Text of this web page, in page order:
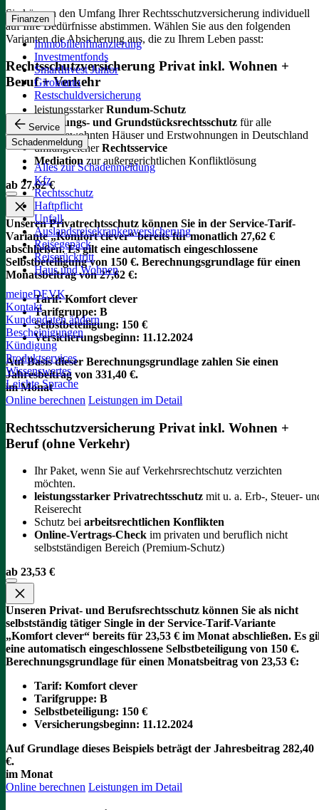
Finanzen
Immobilienfinanzierung
Investmentfonds
SmartInvest Junior
Girokonto
Restschuldversicherung
Service
Schadenmeldung
Alles zur Schadenmeldung
Kfz
Rechtsschutz
Haftpflicht
Unfall
Auslandsreisekrankenversicherung
Reisegepäck
Reiserücktritt
Haus und Wohnen
meineDEVK
Kontakt
Kundendaten ändern
Bescheinigungen
Kündigung
Produktservices
Wissenswertes
Leichte Sprache
Sie können den Umfang Ihrer Rechtsschutzversicherung individuell
auf Ihre Bedürfnisse abstimmen. Wählen Sie aus den folgenden
Varianten die Absicherung aus, die zu Ihrem Leben passt:
Rechtsschutzversicherung Privat inkl. Wohnen +
Beruf + Verkehr
leistungsstarkerRundum-Schutz
Wohnungs- und Grundstücksrechtsschutz für alle
selbstbewohnten Häuser und Erstwohnungen in Deutschland
umfangreicherRechtsservice
Mediation zur außergerichtlichen Konfliktlösung
ab 27,62 €
Unseren Privatrechtsschutz können Sie in der Service-Tarif-
Variante „Komfort clever“ bereits für monatlich 27,62 €
abschließen. Es gilt eine automatisch eingeschlossene
Selbstbeteiligung von 150 €. Berechnungsgrundlage für einen
Monatsbeitrag von 27,62 €:
Tarif: Komfort clever
Tarifgruppe: B
Selbstbeteiligung: 150 €
Versicherungsbeginn: 11.12.2024
Auf Basis dieser Berechnungsgrundlage zahlen Sie einen
Jahresbeitrag von 331,40 €.
im Monat
Online berechnen Leistungen im Detail
Rechtsschutzversicherung Privat inkl. Wohnen +
Beruf (ohne Verkehr)
Ihr Paket, wenn Sie auf Verkehrsrechtschutz verzichten
möchten.
leistungsstarker Privatrechtsschutz mit u. a. Erb-, Steuer-
Reiserecht
Schutz bei arbeitsrechtlichen Konflikten
Online-Vertrags-Check im privaten und beruflich nicht
selbstständigen Bereich (Premium-Schutz)
ab 23,53 €
Unseren Privat- und Berufsrechtsschutz können Sie als nicht
selbstständig tätiger Single in der Service-Tarif-Variante
„Komfort clever“ bereits für 23,53 € im Monat abschließen. Es
eine automatisch eingeschlossene Selbstbeteiligung von 150 €.
Berechnungsgrundlage für einen Monatsbeitrag von 23,53 €:
Tarif: Komfort clever
Tarifgruppe: B
Selbstbeteiligung: 150 €
Versicherungsbeginn: 11.12.2024
Auf Grundlage dieses Beispiels beträgt der Jahresbeitrag 282,40
€.
im Monat
Online berechnen Leistungen im Detail